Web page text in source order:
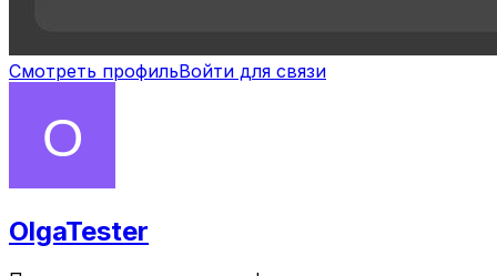
Смотреть профильВойти для связи
OlgaTester